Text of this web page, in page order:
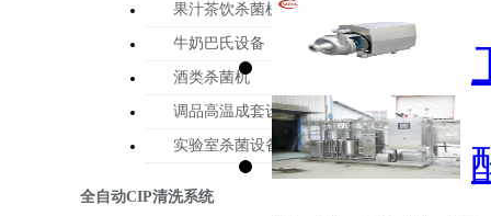
果汁茶饮杀菌机
牛奶巴氏设备
酒类杀菌机
调品高温成套设备
实验室杀菌设备
全自动CIP清洗系统